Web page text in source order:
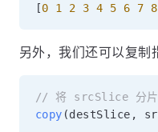
[0 1 2 3 4 5 6 7 8
另外，我们还可以复制
// 将 srcSlice 分片
copy (destSlice ,